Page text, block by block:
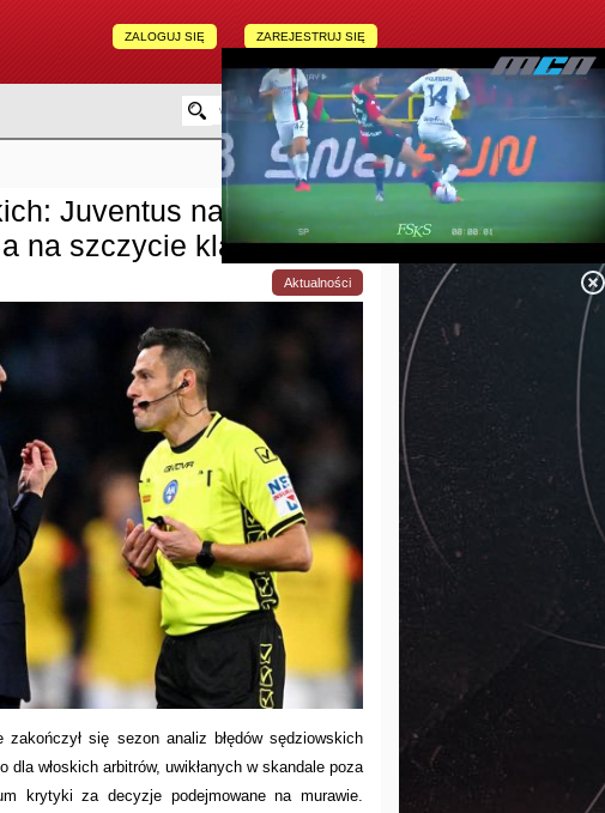
ZAREJESTRUJ SIĘ
ZALOGUJ SIĘ
Juventus najbardziej
na szczycie klasyfikacji
Aktualności
zakończył się sezon analiz błędów sędziowskich
włoskich arbitrów, uwikłanych w skandale poza
krytyki za decyzje podejmowane na murawie.